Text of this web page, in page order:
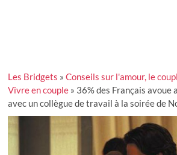
Les Bridgets »Conseils sur l'amour, le
Vivre en couple » 36% des Français
avec un collègue de travail à la soirée de